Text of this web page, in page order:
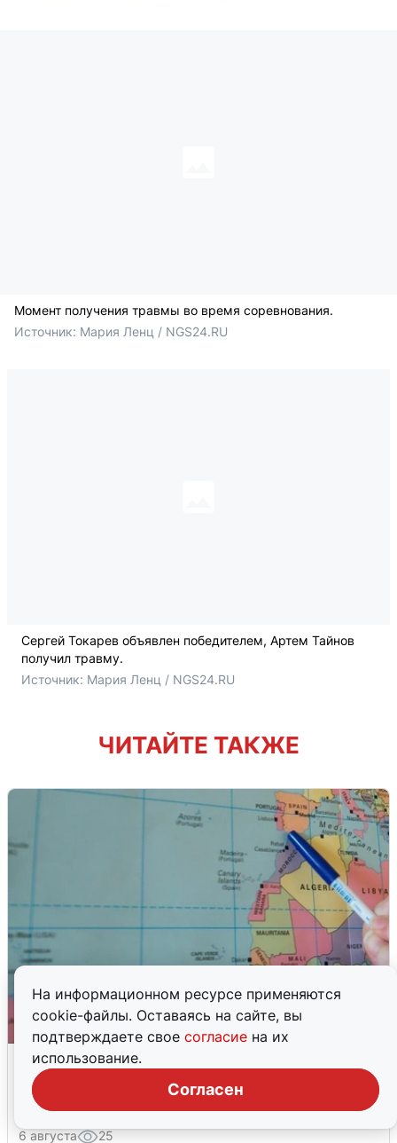
На информационном ресурсе применяются
cookie-файлы. Оставаясь на сайте, вы
подтверждаете свое согласие на их
использование.
Согласен
Момент получения травмы во время соревнования.
Источник: Мария Ленц / NGS24.RU
Сергей Токарев объявлен победителем, Артем Тайнов
получил травму.
Источник: Мария Ленц / NGS24.RU
ЧИТАЙТЕ ТАКЖЕ
Справится даже школьник: пройдите
тест по географии, в котором очень
стыдно ошибиться
6 августа 25